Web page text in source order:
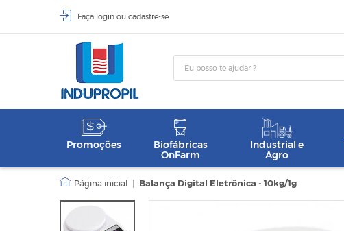
Faça login ou cadastre-se
Promoções
Biofábricas
OnFarm
Industrial e
Agro
Balança Digital Eletrônica - 10kg/1g